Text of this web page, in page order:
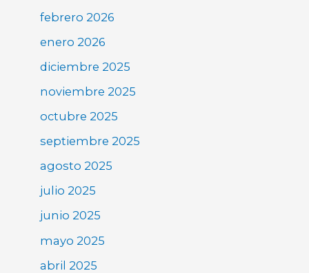
febrero 2026
enero 2026
diciembre 2025
noviembre 2025
octubre 2025
septiembre 2025
agosto 2025
julio 2025
junio 2025
mayo 2025
abril 2025